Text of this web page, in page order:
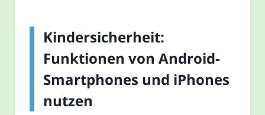
Kindersicherheit:
Funktionen von Android-
Smartphones und iPhones
nutzen